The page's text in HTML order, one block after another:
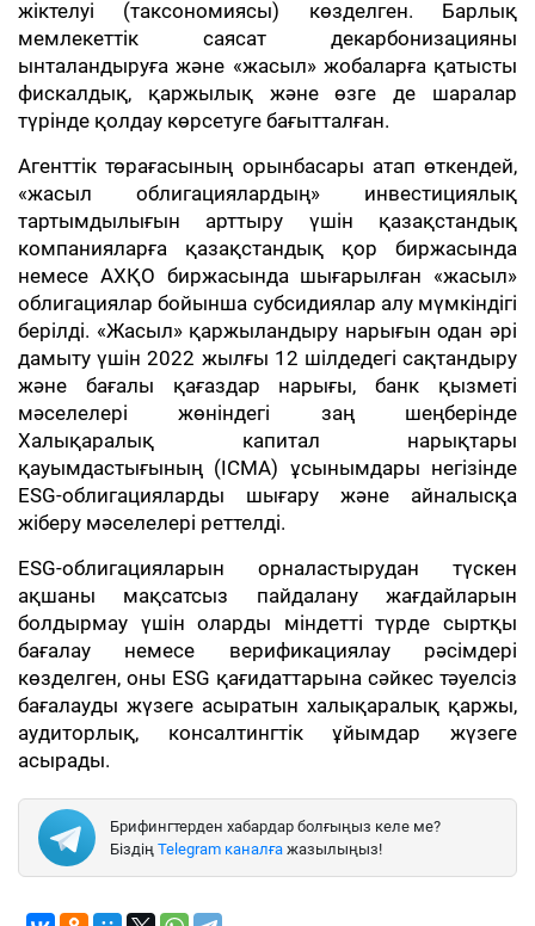
жіктелуі (таксономиясы) көзделген. Барлық
мемлекеттік саясат декарбонизацияны
ынталандыруға және «жасыл» жобаларға қатысты
фискалдық, қаржылық және өзге де шаралар
түрінде қолдау көрсетуге бағытталған.
Агенттік төрағасының орынбасары атап өткендей,
«жасыл облигациялардың» инвестициялық
тартымдылығын арттыру үшін қазақстандық
компанияларға қазақстандық қор биржасында
немесе АХҚО биржасында шығарылған «жасыл»
облигациялар бойынша субсидиялар алу мүмкіндігі
берілді. «Жасыл» қаржыландыру нарығын одан әрі
дамыту үшін 2022 жылғы 12 шілдедегі сақтандыру
және бағалы қағаздар нарығы, банк қызметі
мәселелері жөніндегі заң шеңберінде
Халықаралық капитал нарықтары
қауымдастығының (ICMA) ұсынымдары негізінде
ESG-облигацияларды шығару және айналысқа
жіберу мәселелері реттелді.
ESG-облигацияларын орналастырудан түскен
ақшаны мақсатсыз пайдалану жағдайларын
болдырмау үшін оларды міндетті түрде сыртқы
бағалау немесе верификациялау рәсімдері
көзделген, оны ESG қағидаттарына сәйкес тәуелсіз
бағалауды жүзеге асыратын халықаралық қаржы,
аудиторлық, консалтингтік ұйымдар жүзеге
асырады.
Брифингтерден хабардар болғыңыз келе ме?
Біздің Telegram каналға жазылыңыз!